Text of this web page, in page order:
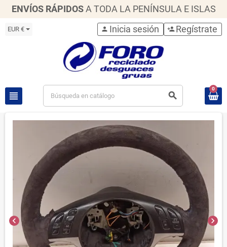
ENVÍOS RÁPIDOS A TODA LA PENÍNSULA E ISLAS
EUR €
view_headline search
person Inicia sesión person_add Regístrate
0
chevron_left chevron_right